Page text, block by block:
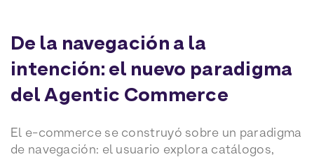
De la navegación a la
intención: el nuevo paradigma
del Agentic Commerce
El e-commerce se construyó sobre un paradigma
de navegación: el usuario explora catálogos,